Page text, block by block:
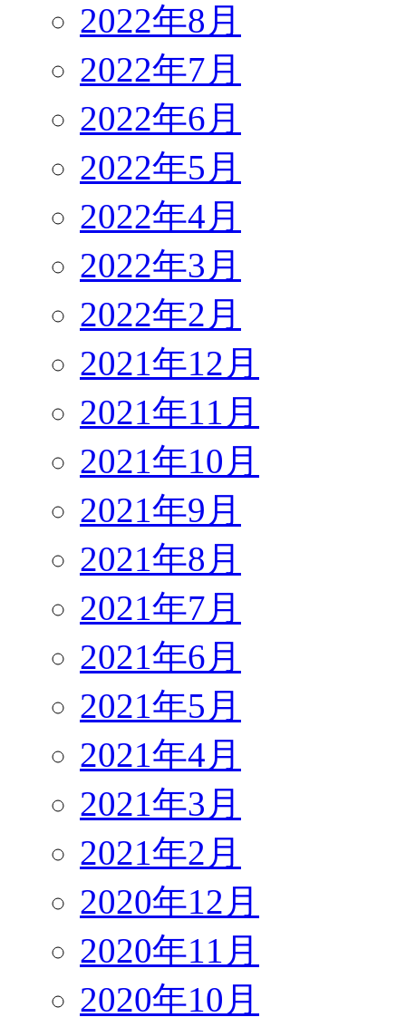
2022年8月
2022年7月
2022年6月
2022年5月
2022年4月
2022年3月
2022年2月
2021年12月
2021年11月
2021年10月
2021年9月
2021年8月
2021年7月
2021年6月
2021年5月
2021年4月
2021年3月
2021年2月
2020年12月
2020年11月
2020年10月